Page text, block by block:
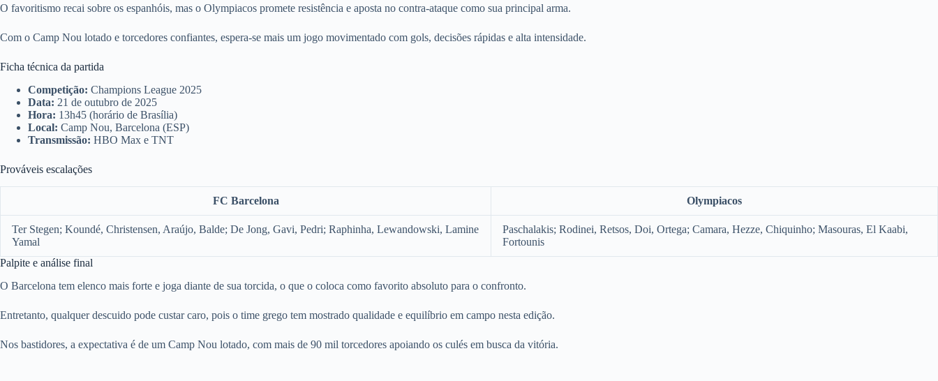
O favoritismo recai sobre os espanhóis, mas o Olympiacos promete resistência e aposta no contra-ataque como sua principal arma.
Com o Camp Nou lotado e torcedores confiantes, espera-se mais um jogo movimentado com gols, decisões rápidas e alta intensidade.
Ficha técnica da partida
Competição: Champions League 2025
Data: 21 de outubro de 2025
Hora: 13h45 (horário de Brasília)
Local: Camp Nou, Barcelona (ESP)
Transmissão: HBO Max e TNT
Prováveis escalações
FC Barcelona Olympiacos
Ter Stegen; Koundé, Christensen, Araújo, Balde; De Jong, Gavi, Pedri; Raphinha, Lewandowski, Lamine
Yamal
Paschalakis; Rodinei, Retsos, Doi, Ortega; Camara, Hezze, Chiquinho; Masouras, El Kaabi,
Fortounis
Palpite e análise final
O Barcelona tem elenco mais forte e joga diante de sua torcida, o que o coloca como favorito absoluto para o confronto.
Entretanto, qualquer descuido pode custar caro, pois o time grego tem mostrado qualidade e equilíbrio em campo nesta edição.
Nos bastidores, a expectativa é de um Camp Nou lotado, com mais de 90 mil torcedores apoiando os culés em busca da vitória.